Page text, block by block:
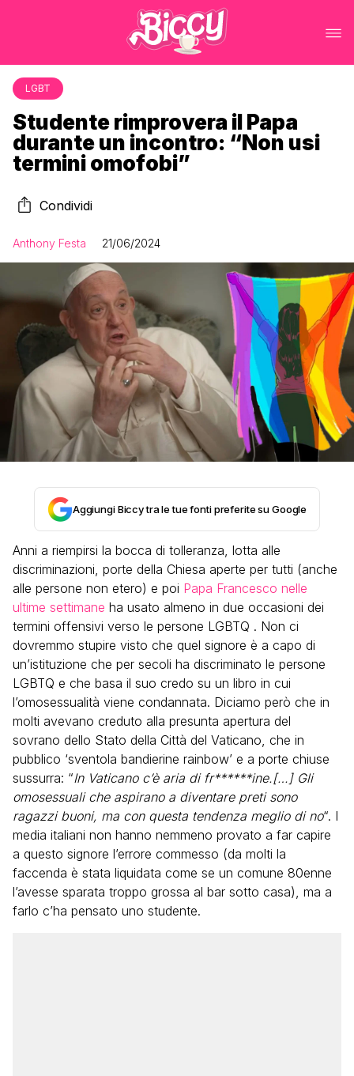
LGBT
Studente rimprovera il Papa
durante un incontro: “Non usi
termini omofobi”
Condividi
Anthony Festa 21/06/2024
Aggiungi Biccy tra le tue fonti preferite su Google
Anni a riempirsi la bocca di tolleranza, lotta alle
discriminazioni, porte della Chiesa aperte per tutti (anche
alle persone non etero) e poi Papa Francesco nelle
ultime settimane ha usato almeno in due occasioni dei
termini offensivi verso le persone LGBTQ . Non ci
dovremmo stupire visto che quel signore è a capo di
un’istituzione che per secoli ha discriminato le persone
LGBTQ e che basa il suo credo su un libro in cui
l’omosessualità viene condannata. Diciamo però che in
molti avevano creduto alla presunta apertura del
sovrano dello Stato della Città del Vaticano, che in
pubblico ‘sventola bandierine rainbow’ e a porte chiuse
sussurra: “In Vaticano c’è aria di fr******ine.[…] Gli
omosessuali che aspirano a diventare preti sono
ragazzi buoni, ma con questa tendenza meglio di no“. I
media italiani non hanno nemmeno provato a far capire
a questo signore l’errore commesso (da molti la
faccenda è stata liquidata come se un comune 80enne
l’avesse sparata troppo grossa al bar sotto casa), ma a
farlo c’ha pensato uno studente.